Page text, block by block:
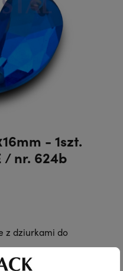
- 1szt.
/ nr. 624b
z dziurkami do